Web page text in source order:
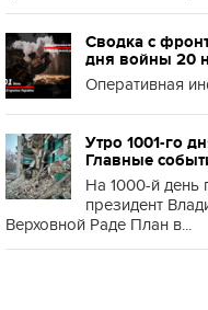
Сводка с
дня войны 20
Оперативная
Утро 1001-го
Главные
На 1000-й день
президент
Верховной Раде План в...